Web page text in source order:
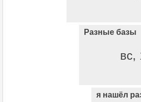
Разные базы
вс,
я нашёл